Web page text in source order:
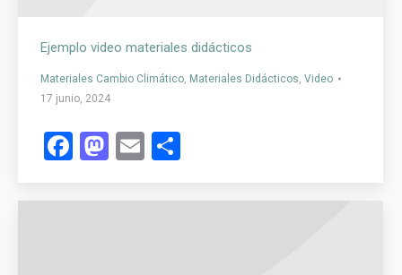
Ejemplo video materiales didácticos
Materiales Cambio Climático, Materiales Didácticos, Video
17 junio, 2024
Facebook
Mastodon
Email